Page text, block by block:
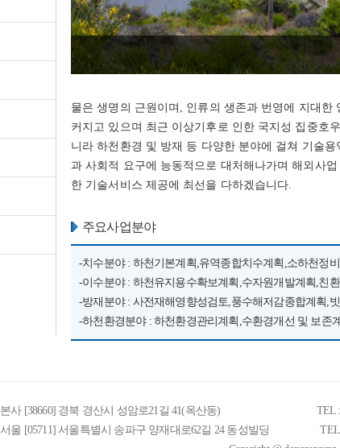
물은 생명의 근원이며, 인류의 생존과 번영에 지대
커지고 있으며 최근 이상기후로 인한 국지성 집중호
니라 하천환경 및 방재 등 다양한 분야에 걸쳐 기술
과 사회적 요구에 능동적으로 대처해나가며 해외사
한 기술서비스 제공에 최선을 다하겠습니다.
주요사업분야
-치수분야 : 하천기본계획,유역종합치수계획,소하천정
-이수분야 : 하천유지용수확보계획,수자원개발계획,친
-방재분야 : 사전재해영향성검토,풍수해저감종합계획,
-하천환경분야 : 하천환경관리계획,수환경개선 및 보존
본사 [38660] 경북 경산시 성암로21길 41(옥산동) TEL
서울 [05711] 서울특별시 송파구 양재대로62길 24 동성빌딩
TEL